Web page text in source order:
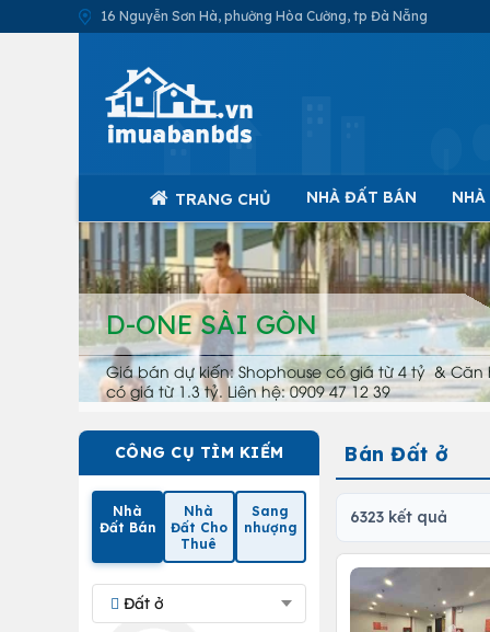
16 Nguyễn Sơn Hà, phường Hòa Cường, tp Đà Nẵng
TRANG CHỦ NHÀ ĐẤT BÁN
D-ONE SÀI GÒN
Giá bán dự kiến: Shophouse có giá từ 4 tỷ & Căn
có giá từ 1.3 tỷ. Liên hệ: 0909 47 12 39
CÔNG CỤ TÌM KIẾM
Nhà
Đất Bán
Nhà
Đất Cho
Thuê
Sang
nhượng
Đất ở
Bán Đất ở
6323 kết quả